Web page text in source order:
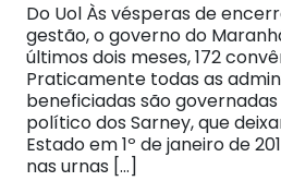
Do Uol Às vésperas de
gestão, o governo do
últimos dois meses, 172
Praticamente todas as
beneficiadas são
político dos Sarney, que
Estado em 1º de janeiro de
nas urnas […]